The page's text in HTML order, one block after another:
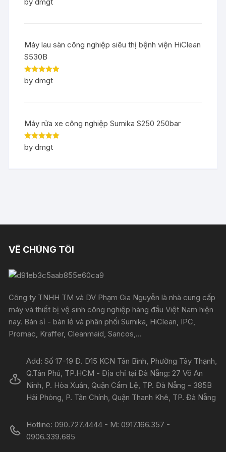
of 5
Máy lau sàn công nghiệp siêu thị bệnh viện HiClean
S530B
Rated5out
of 5
by dmgt
Máy rửa xe công nghiệp Sumika S250 250bar
Rated5out
of 5
by dmgt
VỀ CHÚNG TÔI
Công ty TNHH TM và DV Phạm Gia Nguyễn là nhà cung cấp
máy và thiết bị vệ sinh công nghiệp hàng đầu Việt Nam hiện
nay. Bán sỉ - bán lẻ và phân phối Sumika, HiClean, IPC,
Promac, Kraffer, Cleanmaid, Sancos,...
Add: Số 17-19 Đ. D15 KCN Tân Bình, Phường Tây Thạnh,
Q.Tân Phú, TP.HCM - Địa chỉ tại Đà Nẵng: 27 Võ An
Ninh, P. Hòa Xuân, Quận Cẩm Lệ, TP. Đà Nẵng - 385B
Hải Phòng, P. Tân Chính, Quận Thanh Khê, TP. Đà Nẵng
Hotline: 090.727.4444 - M: 0917.166.357 -
0906.339.685